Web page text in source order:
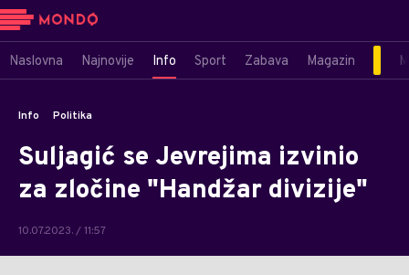
Naslovna Najnovije Info Sport Zabava Magazin
Info Politika
Suljagić se Jevrejima izvinio
za zločine "Handžar divizije"
10.07.2023. / 11:57